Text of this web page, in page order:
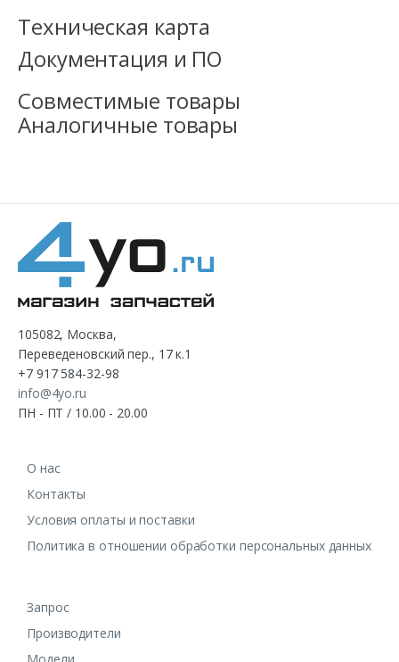
Техническая карта
Документация и ПО
Совместимые товары
Аналогичные товары
105082, Москва,
Переведеновский пер., 17 к.1
+7 917 584-32-98
info@4yo.ru
ПН - ПТ / 10.00 - 20.00
О нас
Контакты
Условия оплаты и поставки
Политика в отношении обработки персональных данных
Запрос
Производители
Модели